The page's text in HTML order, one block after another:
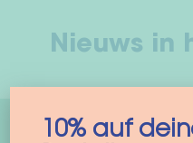
Nieuws in
10% auf